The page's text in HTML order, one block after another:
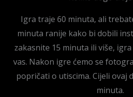
Igra traje 60 minuta, ali
minuta ranije kako bi dobili
zakasnite 15 minuta ili više,
vas. Nakon igre ćemo se
popričati o utiscima. Cijeli ovaj
minuta.